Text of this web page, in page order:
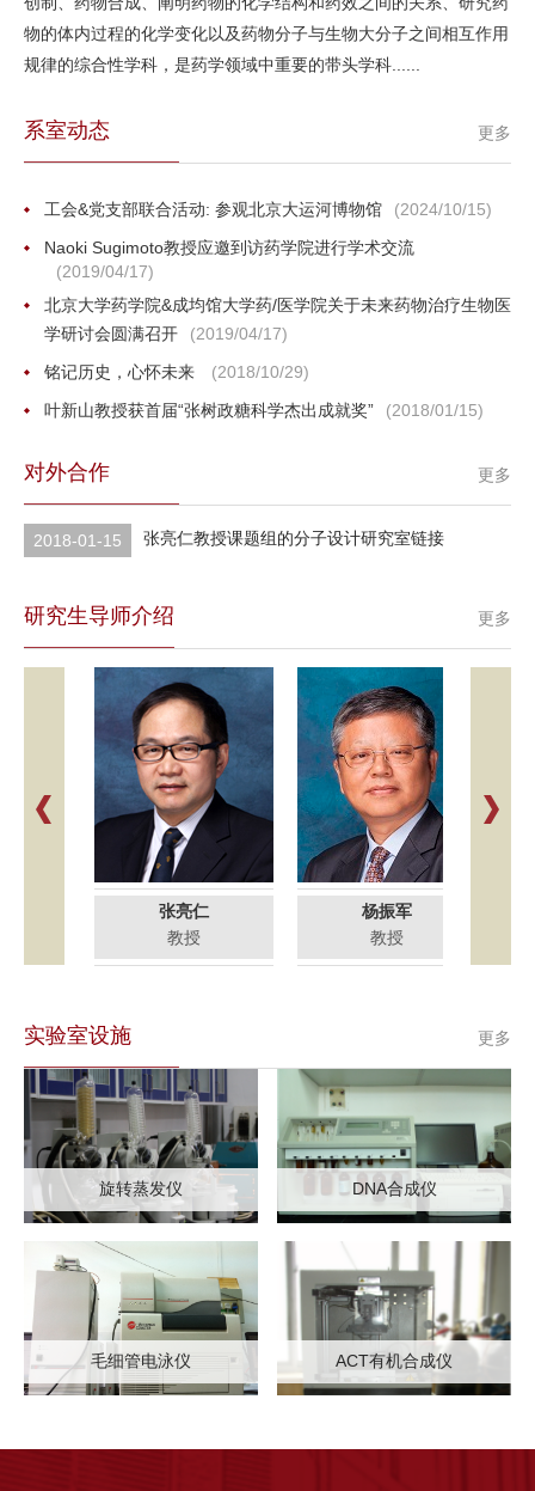
物的体内过程的化学变化以及药物分子与生物大分子之间相互作用
规律的综合性学科，是药学领域中重要的带头学科......
更多
系室动态
工会&党支部联合活动: 参观北京大运河博物馆
(2024/10/15)
Naoki Sugimoto教授应邀到访药学院进行学术交流
(2019/04/17)
北京大学药学院&成均馆大学药/医学院关于未来药物治疗生物医
学研讨会圆满召开
(2019/04/17)
铭记历史，心怀未来
(2018/10/29)
叶新山教授获首届“张树政糖科学杰出成就奖”
(2018/01/15)
更多
对外合作
2018-01-15 张亮仁教授课题组的分子设计研究室链接
更多
研究生导师介绍
张亮仁
教授
杨振军
教授
更多
实验室设施
旋转蒸发仪 DNA合成仪
毛细管电泳仪 ACT有机合成仪